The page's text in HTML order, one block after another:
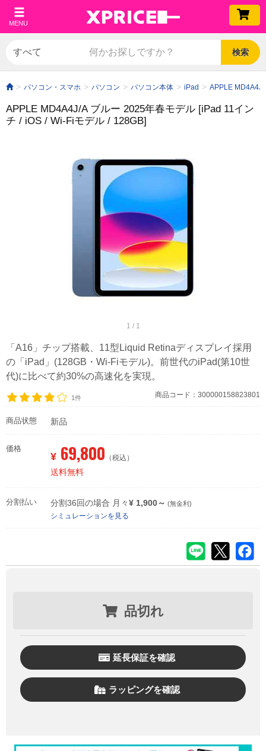
MENU
検索
パソコン・スマホ パソコン パソコン本体 iPad APPLE MD4A4J/
APPLE MD4A4J/A ブルー 2025年春モデル [iPad 11イン
チ / iOS / Wi-Fiモデル / 128GB]
1 / 1
「A16」チップ搭載、11型Liquid Retinaディスプレイ採用
の「iPad」(128GB・Wi-Fiモデル)。前世代のiPad(第10世
代)に比べて約30%の高速化を実現。
1件 商品コード：300000158823801
商品状態 新品
価格
¥ 69,800 （税込）
送料無料
分割払い 分割36回の場合 月々¥ 1,900～ (無金利)
シミュレーションを見る
品切れ
延長保証を確認
ラッピングを確認